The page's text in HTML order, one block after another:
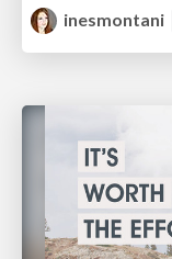
inesmontani